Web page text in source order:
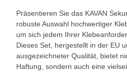
Präsentieren Sie das KAVAN
robuste Auswahl hochwertiger
um sich jedem Ihrer
Dieses Set, hergestellt in der EU
ausgezeichneter Qualität, bietet
Haftung, sondern auch eine